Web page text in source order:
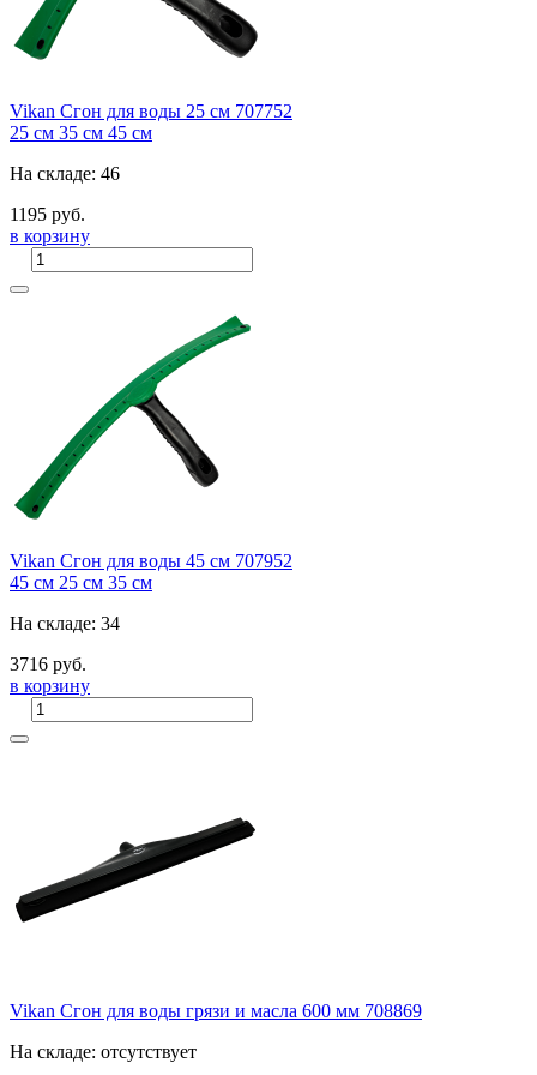
Vikan Сгон для воды 25 см 707752
25 см 35 см 45 см
На складе: 46
1195 руб.
в корзину
Vikan Сгон для воды 45 см 707952
45 см 25 см 35 см
На складе: 34
3716 руб.
в корзину
Vikan Сгон для воды грязи и масла 600 мм 708869
На складе: отсутствует